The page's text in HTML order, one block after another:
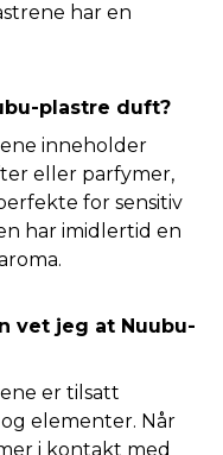
har en
plastre duft?
inneholder
eller parfymer,
for sensitiv
har imidlertid en
vet jeg at Nuubu-
er tilsatt
elementer. Når
i kontakt med